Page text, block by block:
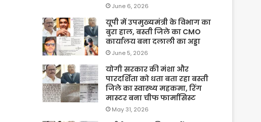
June 6, 2026
यूपी में उपमुख्यमंत्री के विभाग का
बुरा हाल, बस्ती जिले का CMO
कार्यालय बना दलाली का अड्डा
June 5, 2026
योगी सरकार की मंशा और
पारदर्शिता को धता बता रहा बस्ती
जिले का स्वास्थ्य महकमा, रिंग
मास्टर बना चीफ फार्मासिस्ट
May 31, 2026